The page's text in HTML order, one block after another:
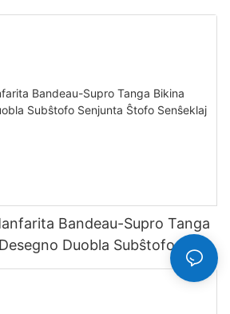
Bandeau-Supro Tanga
Duobla Subŝtofo
Dezajnoj Ŝnuretoj